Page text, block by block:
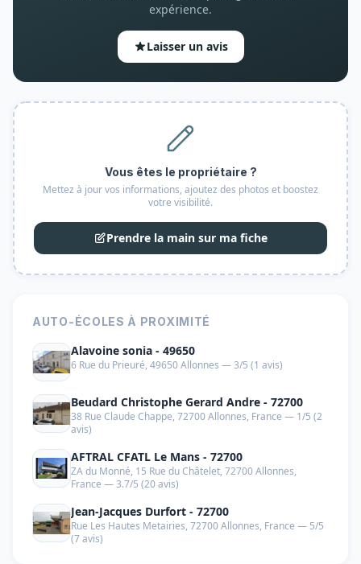
expérience.
Laisser un avis
Vous êtes le propriétaire ?
Mettez à jour vos informations, ajoutez des photos et boostez
votre visibilité.
Prendre la main sur ma fiche
AUTO-ÉCOLES À PROXIMITÉ
Alavoine sonia - 49650
6 Rue du Prieuré, 49650 Allonnes — 3/5 (1 avis)
Beudard Christophe Gerard Andre - 72700
38 Rue Claude Chappe, 72700 Allonnes, France — 1/5 (2
avis)
AFTRAL CFATL Le Mans - 72700
ZA du Monné, 15 Rue du Châtelet, 72700 Allonnes,
France — 3.7/5 (20 avis)
Jean-Jacques Durfort - 72700
Rue Les Hautes Metairies, 72700 Allonnes, France — 5/5
(7 avis)